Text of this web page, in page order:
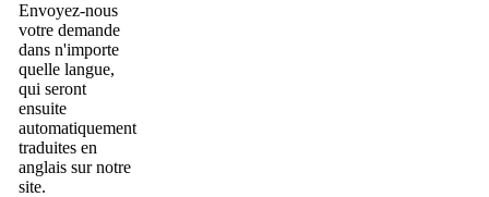
Envoyez-nous
votre demande
dans n'importe
quelle langue,
qui seront
ensuite
automatiquement
traduites en
anglais sur notre
site.